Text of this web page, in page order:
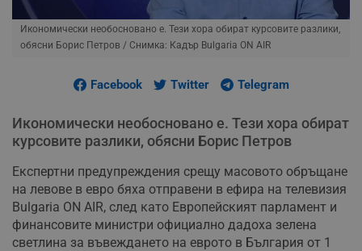
Икономически необосновано е. Тези хора обират курсовите разлики,
обясни Борис Петров / Снимка: Кадър Bulgaria ON AIR
Facebook Twitter Telegram
Икономически необосновано е. Тези хора обират
курсовите разлики, обясни Борис Петров
Експертни предупреждения срещу масовото обръщане
на левове в евро бяха отправени в ефира на телевизия
Bulgaria ON AIR, след като Европейският парламент и
финансовите министри официално дадоха зелена
светлина за въвеждането на еврото в България от 1